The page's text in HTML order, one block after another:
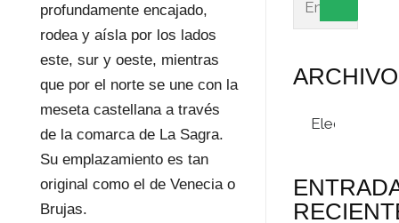
profundamente encajado,
rodea y aísla por los lados
este, sur y oeste, mientras
que por el norte se une con la
meseta castellana a través
de la comarca de La Sagra.
Su emplazamiento es tan
original como el de Venecia o
Brujas.